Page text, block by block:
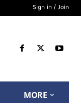
Sign in / Join
MORE